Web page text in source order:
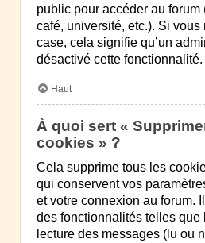
public pour accéder au
café, université, etc.). Si vous
case, cela signifie qu’un
désactivé cette fonctionnalité.
Haut
À quoi sert «
cookies » ?
Cela supprime tous les
qui conservent vos
et votre connexion au forum.
des fonctionnalités telles que
lecture des messages (lu ou